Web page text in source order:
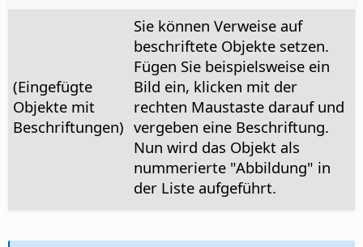
(Eingefügte
Objekte mit
Beschriftungen)
Sie können Verweise auf
beschriftete Objekte setzen.
Fügen Sie beispielsweise ein
Bild ein, klicken mit der
rechten Maustaste darauf und
vergeben eine Beschriftung.
Nun wird das Objekt als
nummerierte "Abbildung" in
der Liste aufgeführt.